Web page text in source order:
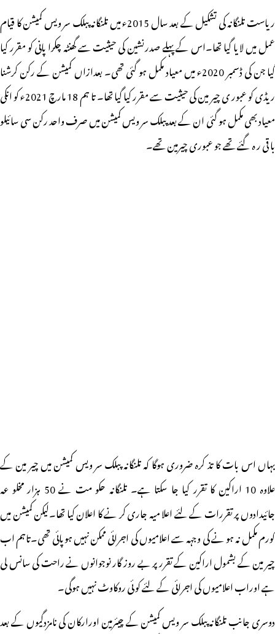
ریاست تلنگانہ کی تشکیل کے بعد سال 2015ء میں تلنگانہ پبلک سر ویس کمیشن کا قیام
عمل میں لا یا گیا تھا۔اس کے پہلے صدرنشین کی حیثیت سے گھنٹہ چکرا پانی کو مقرر کیا
گیا جن کی ڈسمبر 2020ء میں معیاد مکمل ہو گئی تھی۔ بعدازاں کمیشن کے رکن کرشنا
ریڈی کو عبور ی چیر مین کی حیثیت سے مقرر کیا گیا تھا۔ تا ہم 18 مارچ 2021ء کو انکی
معیاد بھی مکمل ہو گئی ان کے بعد پبلک سر ویس کمیشن میں صرف واحد رکن سی سائیلو
با قی ر ہ گئے تھے جو عبوری چیرمین تھے۔
یہاں اس بات کا تذ کرہ ضروری ہوگا کہ تلنگانہ پبلک سر ویس کمیشن میں چیر مین کے
علاوہ 10 اراکین کا تقرر کیا جا سکتا ہے۔ تلنگانہ حکو مت نے 50 ہزار مخلو عہ
جائیدادوں پر تقررات کے لئے اعلا میہ جاری کر نے کا اعلان کیا تھا۔لیکن کمیشن میں
کورم مکمل نہ ہو نے کی وجہہ سے اعلامیوں کی اجرائی ممکن نہیں ہوپائی تھی۔تاہم اب
چیر مین کے بشمول اراکین کے تقرر پر بے روز گار نوجوانوں نے راحت کی سانس لی
ہے اوراب اعلامیوں کی اجرائی کے لئے کو ئی روکاوٹ نہیں ہوگی۔
دوسری جانب تلنگانہ پبلک سر ویس کمیشن کے چیئرمین اورارکان کی نامزدگیوں کے بعد